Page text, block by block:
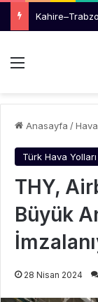
Menü
Anasayfa /
Türk Hava Yolları
THY,
Büyük
28 Nisan 2024